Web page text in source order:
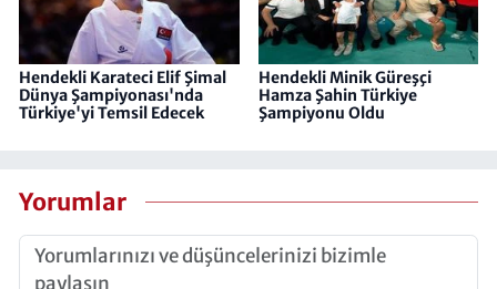
Hendekli Karateci Elif Şimal
Dünya Şampiyonası'nda
Türkiye'yi Temsil Edecek
Hendekli Minik Güreşçi
Hamza Şahin Türkiye
Şampiyonu Oldu
Yorumlar